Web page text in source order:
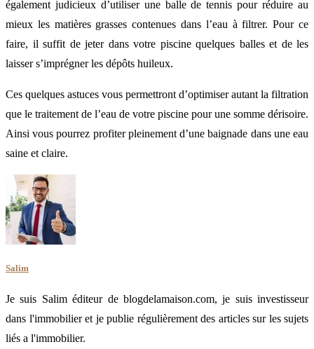
également judicieux d’utiliser une balle de tennis pour réduire au
mieux les matières grasses contenues dans l’eau à filtrer. Pour ce
faire, il suffit de jeter dans votre piscine quelques balles et de les
laisser s’imprégner les dépôts huileux.
Ces quelques astuces vous permettront d’optimiser autant la filtration
que le traitement de l’eau de votre piscine pour une somme dérisoire.
Ainsi vous pourrez profiter pleinement d’une baignade dans une eau
saine et claire.
Salim
Je suis Salim éditeur de blogdelamaison.com, je suis investisseur
dans l'immobilier et je publie régulièrement des articles sur les sujets
liés a l'immobilier.